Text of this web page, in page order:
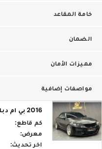
خامة المقاعد
الضمان
مميزات الأمان
مواصفات إضافية
2016 بي ام دبليو M2
كم قاطع:
معرض:
اخر تحديث: